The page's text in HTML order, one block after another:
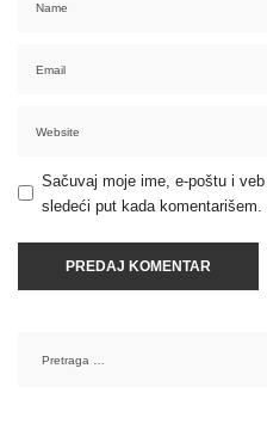
Sačuvaj moje ime, e-poštu i
sledeći put kada komentarišem.